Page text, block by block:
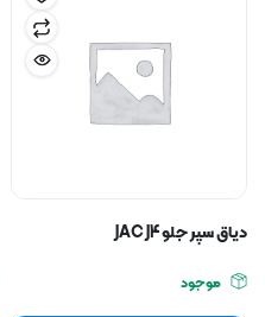
دياق سپر جلو JAC J4
موجود